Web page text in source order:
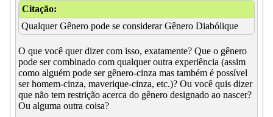
Citação:
Qualquer Gênero pode se considerar Gênero Diabólique
O que você quer dizer com isso, exatamente? Que o gênero
pode ser combinado com qualquer outra experiência (assim
como alguém pode ser gênero-cinza mas também é possível
ser homem-cinza, maverique-cinza, etc.)? Ou você quis dizer
que não tem restrição acerca do gênero designado ao nascer?
Ou alguma outra coisa?